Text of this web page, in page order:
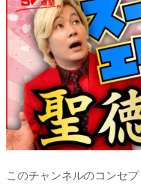
このチャンネルのコンセ